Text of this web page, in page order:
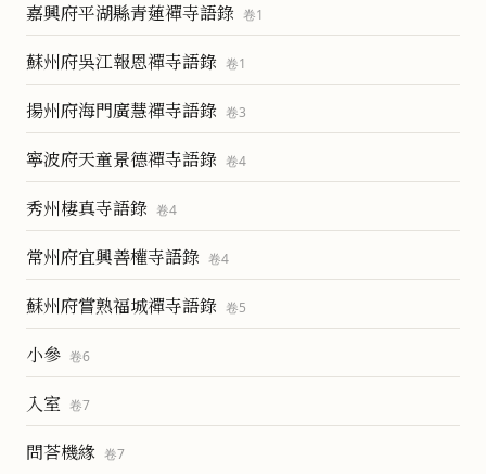
嘉興府平湖縣青蓮禪寺語錄 卷1
蘇州府吳江報恩禪寺語錄 卷1
揚州府海門廣慧禪寺語錄 卷3
寧波府天童景德禪寺語錄 卷4
秀州棲真寺語錄 卷4
常州府宜興善權寺語錄 卷4
蘇州府嘗熟福城禪寺語錄 卷5
小參 卷6
入室 卷7
問荅機緣 卷7